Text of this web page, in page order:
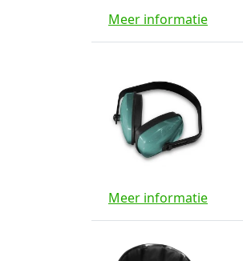
Meer informatie
Meer informatie